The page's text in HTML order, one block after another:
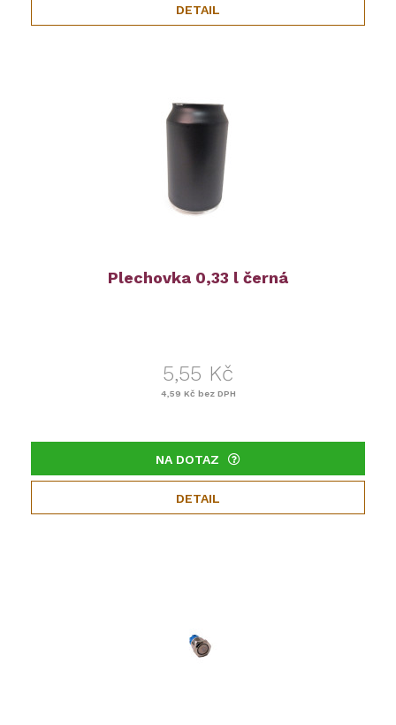
DETAIL
Plechovka 0,33 l černá
5,55 Kč
4,59 Kč bez DPH
NA DOTAZ
DETAIL